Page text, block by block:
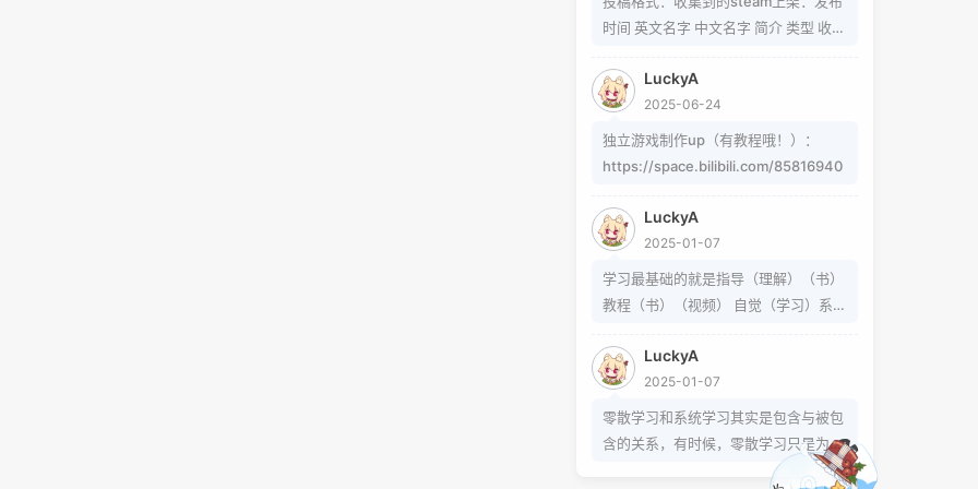
题可以在这里找到
4913586/answer/809280189
https://www.zhihu.com/question/3
Cambria Math和Helvetica字体弄出来
的 但经过试验发现并不是这样搞出来
怎么打的就不需要我教了 上标:sup 下
标:sub 上标:上标文字 下标:下标文字
当然网页中就需要代码了
时间 英文名字 中文名字 简介 类型 收集
类型 作者 b站地址（空间） 宣传视频
地址
LuckyA
2025-06-24
独立游戏制作up（有教程哦！）：
https://space.bilibili.com/85816940
LuckyA
2025-01-07
学习最基础的就是指导（理解）（书）
教程（书）（视频） 自觉（学习）系统
外得到方法的一条途径
LuckyA
2025-01-07
零散学习和系统学习其实是包含与被包
含的关系，有时候，零散学习只是为了
达成某个小的目的，掌握某个操作或解
已链接至主星
PROTOCOL: GALAXY-X9
次元时间
恒星已链接